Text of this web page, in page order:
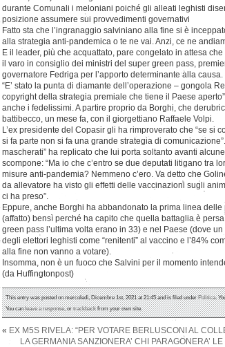
durante Comunali i meloniani poiché gli alleati leghisti
posizione assumere sui provvedimenti governativi
Fatto sta che l’ingranaggio salviniano alla fine si è
alla strategia anti-pandemica o te ne vai. Anzi, ce ne
E il leader, più che acquattato, pare congelato in attesa
il varo in consiglio dei ministri del super green pass,
governatore Fedriga per l’apporto determinante alla causa.
“E’ stato la punta di diamante dell’operazione – gongola
copyright della strategia premiale che tiene il Paese
anche i fedelissimi. A partire proprio da Borghi, che
battibecco, un mese fa, con il giorgettiano Raffaele Volpi.
L’ex presidente del Copasir gli ha rimproverato che “se si
si fa parte non si fa una grande strategia di
mascherati” ha replicato che lui porta soltanto avanti
scompone: “Ma io che c’entro se due deputati litigano tra
misure anti-pandemia? Nemmeno c’ero. Va detto che
da allevatore ha visto gli effetti delle vaccinazioni sugli
ci ha preso”.
Eppure, anche Borghi ha abbandonato la prima linea
(affatto) bensì perché ha capito che quella battaglia è
green pass l’ultima volta erano in 33) e nel Paese (dove
degli elettori leghisti come “renitenti” al vaccino e l’84%
alla fine non vanno a votare).
Insomma, non è un fuoco che Salvini per il momento
(da Huffingtonpost)
This entry was posted on mercoledì, Dicembre 1st, 2021 at 21:45 and is filed underPolitica.
You canleave a response, ortrackbackfrom your own site.
« EX M5S RIVELA: “PER VOTARE BERLUSCONI AL
LA GERMANIA SANZIONERA’ CHI PARAGONERA’